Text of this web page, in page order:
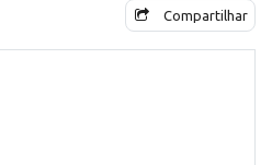
Compartilhar